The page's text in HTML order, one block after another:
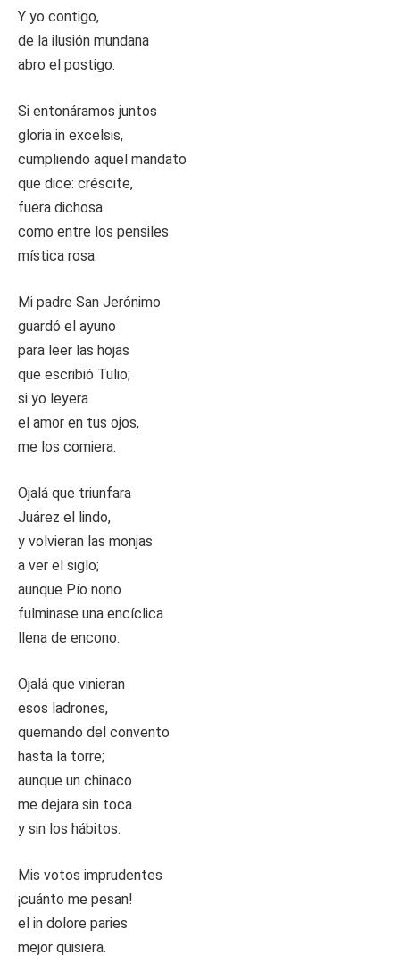
Y yo contigo,
de la ilusión mundana
abro el postigo.
Si entonáramos juntos
gloria in excelsis,
cumpliendo aquel mandato
que dice: créscite,
fuera dichosa
como entre los pensiles
mística rosa.
Mi padre San Jerónimo
guardó el ayuno
para leer las hojas
que escribió Tulio;
si yo leyera
el amor en tus ojos,
me los comiera.
Ojalá que triunfara
Juárez el lindo,
y volvieran las monjas
a ver el siglo;
aunque Pío nono
fulminase una encíclica
llena de encono.
Ojalá que vinieran
esos ladrones,
quemando del convento
hasta la torre;
aunque un chinaco
me dejara sin toca
y sin los hábitos.
Mis votos imprudentes
¡cuánto me pesan!
el in dolore paries
mejor quisiera.